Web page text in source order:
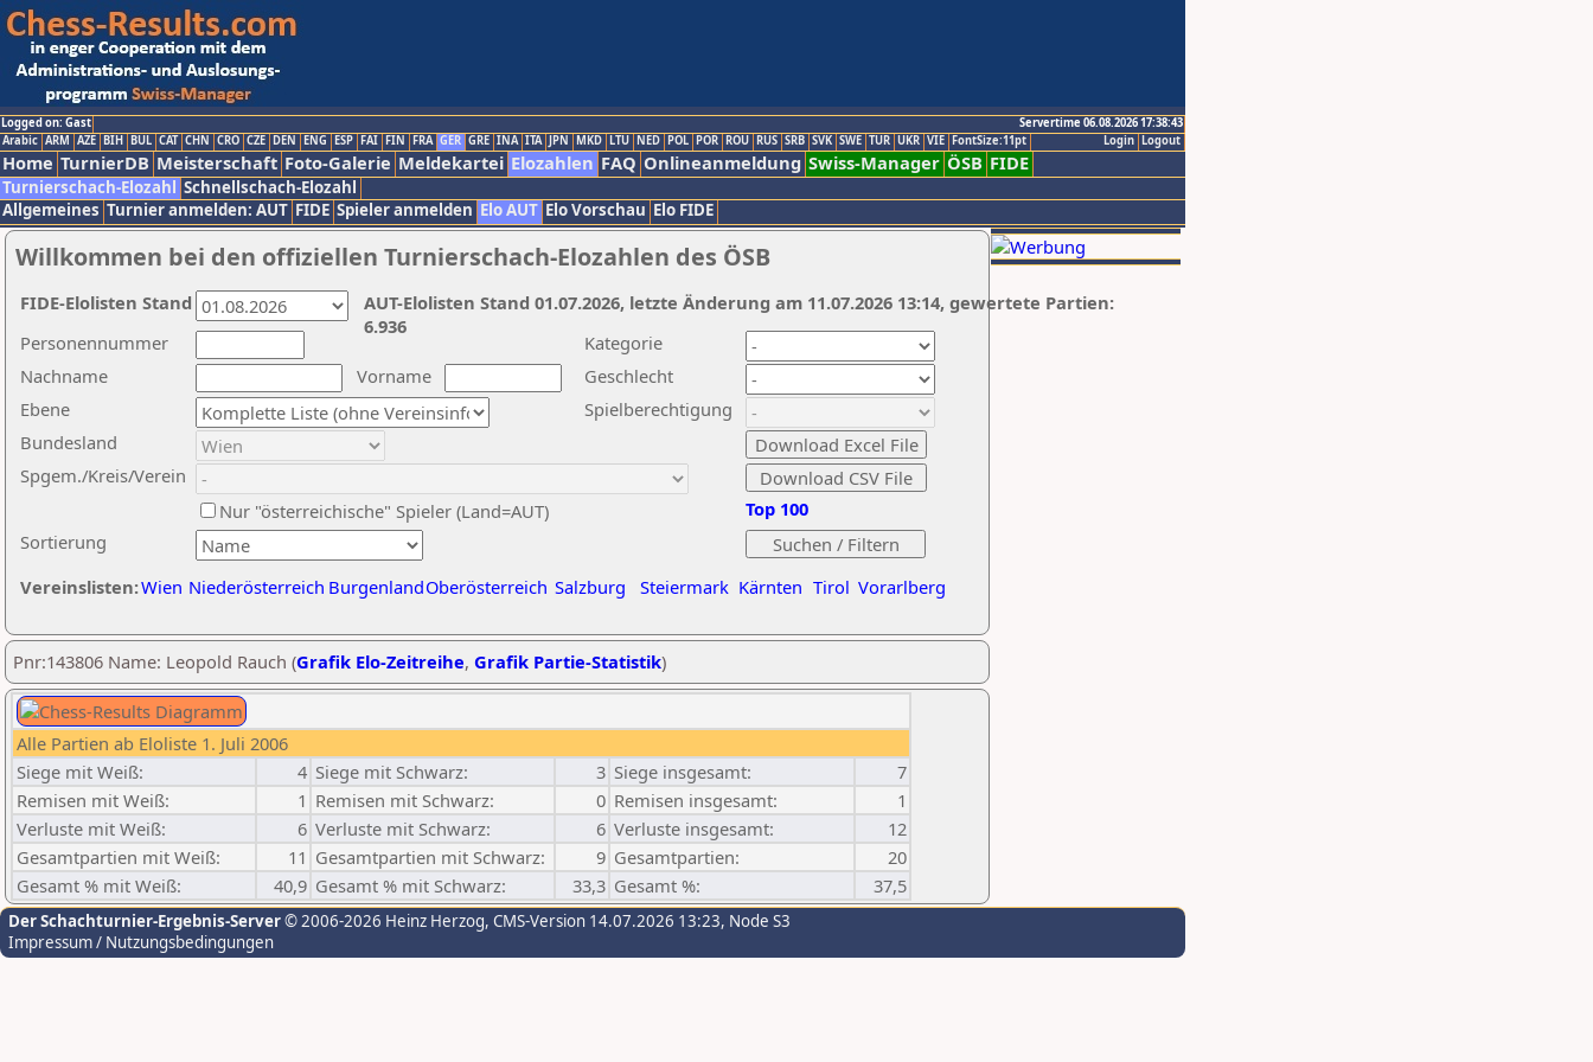
Logged on: Gast
Servertime 06.08.2026 17:38:43
Logout
Login
Arabic ARM AZE BIH BUL CAT CHN CRO CZE DEN ENG ESP FAI FIN FRA GER GRE INA ITA JPN MKD LTU NED POL POR ROU RUS SRB SVK SWE TUR UKR VIE FontSize:11pt
Home TurnierDB Meisterschaft Foto-Galerie Meldekartei Elozahlen FAQ Onlineanmeldung Swiss-Manager ÖSB FIDE
Turnierschach-Elozahl Schnellschach-Elozahl
Allgemeines Turnier anmelden: AUT FIDE Spieler anmelden Elo AUT Elo Vorschau Elo FIDE
Willkommen bei den offiziellen Turnierschach-Elozahlen des ÖSB
Nachname
Vorname
Ebene
Kategorie
Sortierung
Personennummer
Bundesland
Spgem./Kreis/Verein
Geschlecht
Nur "österreichische" Spieler (Land=AUT)
Spielberechtigung
Vereinslisten:Wien Niederösterreich BurgenlandOberösterreich Salzburg Steiermark Kärnten Tirol Vorarlberg
Top 100
AUT-Elolisten Stand 01.07.2026, letzte Änderung am 11.07.2026 13:14, gewertete Partien:
6.936
FIDE-Elolisten Stand
Pnr:143806 Name: Leopold Rauch (Grafik Elo-Zeitreihe, Grafik Partie-Statistik)
Alle Partien ab Eloliste 1. Juli 2006
Siege mit Weiß:
4 Siege mit Schwarz: 3 Siege insgesamt:
7
Remisen mit Weiß:
1 Remisen mit Schwarz: 0 Remisen insgesamt:
1
Verluste mit Weiß:
6 Verluste mit Schwarz: 6 Verluste insgesamt:
12
Gesamtpartien mit Weiß:
11 Gesamtpartien mit Schwarz: 9 Gesamtpartien:
20
Gesamt % mit Weiß:
40,9 Gesamt % mit Schwarz: 33,3 Gesamt %: 37,5
Der Schachturnier-Ergebnis-Server© 2006-2026 Heinz Herzog, CMS-Version 14.07.2026 13:23, Node S3
Impressum / Nutzungsbedingungen